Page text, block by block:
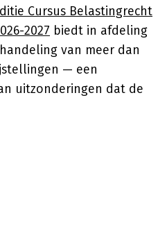
Cursus Belastingrecht
2027 biedt in afdeling
van meer dan
— een
uitzonderingen dat de